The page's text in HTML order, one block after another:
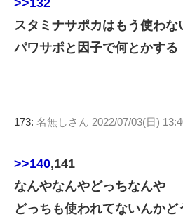
スタミナサポカはもう使わな
パワサポと因子で何とかする
173: 名無しさん 2022/07/03(日)
>>140,141
なんやなんやどっちなんや
どっちも使われてないんか